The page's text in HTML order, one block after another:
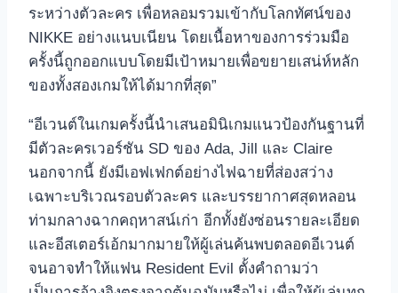
ระหว่างตัวละคร เพื่อหลอมรวมเข้ากับโลกทัศน์ของ
NIKKE อย่างแนบเนียน โดยเนื้อหาของการร่วมมือ
ครั้งนี้ถูกออกแบบโดยมีเป้าหมายเพื่อขยายเสน่ห์หลัก
ของทั้งสองเกมให้ได้มากที่สุด”
“อีเวนต์ในเกมครั้งนี้นำเสนอมินิเกมแนวป้องกันฐานที่
มีตัวละครเวอร์ชัน SD ของ Ada, Jill และ Claire
นอกจากนี้ ยังมีเอฟเฟกต์อย่างไฟฉายที่ส่องสว่าง
เฉพาะบริเวณรอบตัวละคร และบรรยากาศสุดหลอน
ท่ามกลางฉากคฤหาสน์เก่า อีกทั้งยังซ่อนรายละเอียด
และอีสเตอร์เอ้กมากมายให้ผู้เล่นค้นพบตลอดอีเวนต์
จนอาจทำให้แฟน Resident Evil ตั้งคำถามว่า